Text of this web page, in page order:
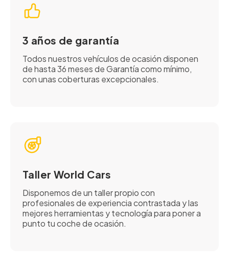
3 años de garantía
Todos nuestros vehículos de ocasión disponen
de hasta 36 meses de Garantía como mínimo,
con unas coberturas excepcionales.
Taller World Cars
Disponemos de un taller propio con
profesionales de experiencia contrastada y las
mejores herramientas y tecnología para poner a
punto tu coche de ocasión.